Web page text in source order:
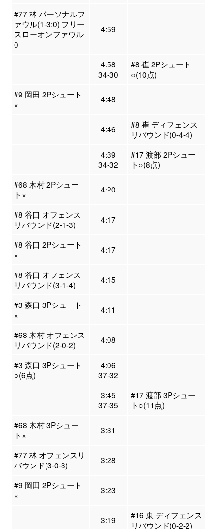
#77 林 パーソナルフ
ァウル(1-3:0) フリー
スローオンファウル
0
4:59
4:58
34-30
#8 崔 2Pシュート
○(10点)
#9 岡田 2Pシュート
×
4:48
4:46
#8 崔 ディフェンス
リバウンド(0-4-4)
4:39
34-32
#17 渡部 2Pシュー
ト○(8点)
#68 木村 2Pシュー
ト×
4:20
#8 谷口 オフェンス
リバウンド(2-1-3)
4:17
#8 谷口 2Pシュート
×
4:17
#8 谷口 オフェンス
リバウンド(3-1-4)
4:15
#3 森口 3Pシュート
×
4:11
#68 木村 オフェンス
リバウンド(2-0-2)
4:08
#3 森口 3Pシュート
○(6点)
4:06
37-32
3:45
37-35
#17 渡部 3Pシュー
ト○(11点)
#68 木村 3Pシュー
ト×
3:31
#77 林 オフェンスリ
バウンド(3-0-3)
3:28
#9 岡田 2Pシュート
×
3:23
3:19
#16 東 ディフェンス
リバウンド(0-2-2)